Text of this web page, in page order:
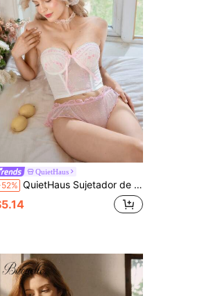
QuietHaus
QuietHaus Sujetador de copa media con bordado floral, aros, longline, cómodo, con decoración de lazo en estilo romántico y pastoral